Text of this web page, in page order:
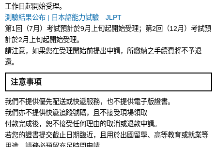
工作日起開始受理。
測驗結果公布 | 日本語能力試驗 JLPT
第1回（7月）考試預計於9月上旬起開始受理；第2回（12月）考試預
計於2月上旬起開始受理。
請注意，如果您在受理開始前提出申請，所繳納之手續費將不予退
還。
注意事項
我們不提供優先配送或快遞服務，也不提供電子版證書。
我們亦不提供快遞追蹤號碼，且不接受現場領取
付款完成後，恕不接受任何理由的取消或退款申請。
若您的證書提交截止日期臨近，且用於出國留學、高等教育或就業等